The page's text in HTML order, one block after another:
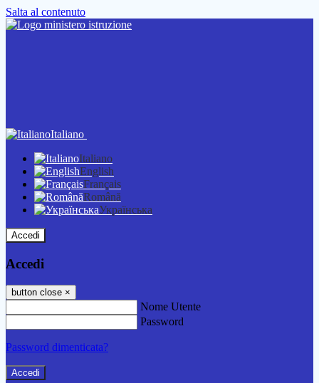
Salta al contenuto
Italiano
Italiano
English
Français
Română
Українська
Accedi
Accedi
button close ×
Nome Utente
Password
Password dimenticata?